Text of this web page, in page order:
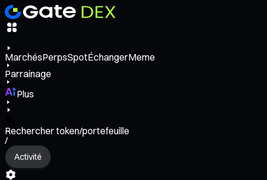
MarchésPerpsSpotÉchangerMeme
Parrainage
Plus
Rechercher token/portefeuille
/
Activité